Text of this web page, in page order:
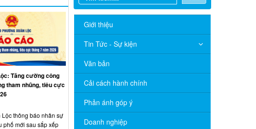
Giới thiệu
Tin Tức - Sự kiện
Văn bản
Cải cách hành chính
Phản ánh góp ý
Doanh nghiệp
Tăng cường công
tham nhũng, tiêu cực
thông báo nhân sự
phố mới sau sắp xếp